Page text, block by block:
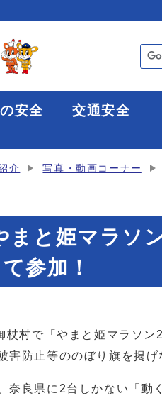
安全 交通安全
介 写真・動画コーナー
まと姫マラソ
参加！
村で「やまと姫マラソン
害防止等ののぼり旗を掲
良県に2台しかない「動